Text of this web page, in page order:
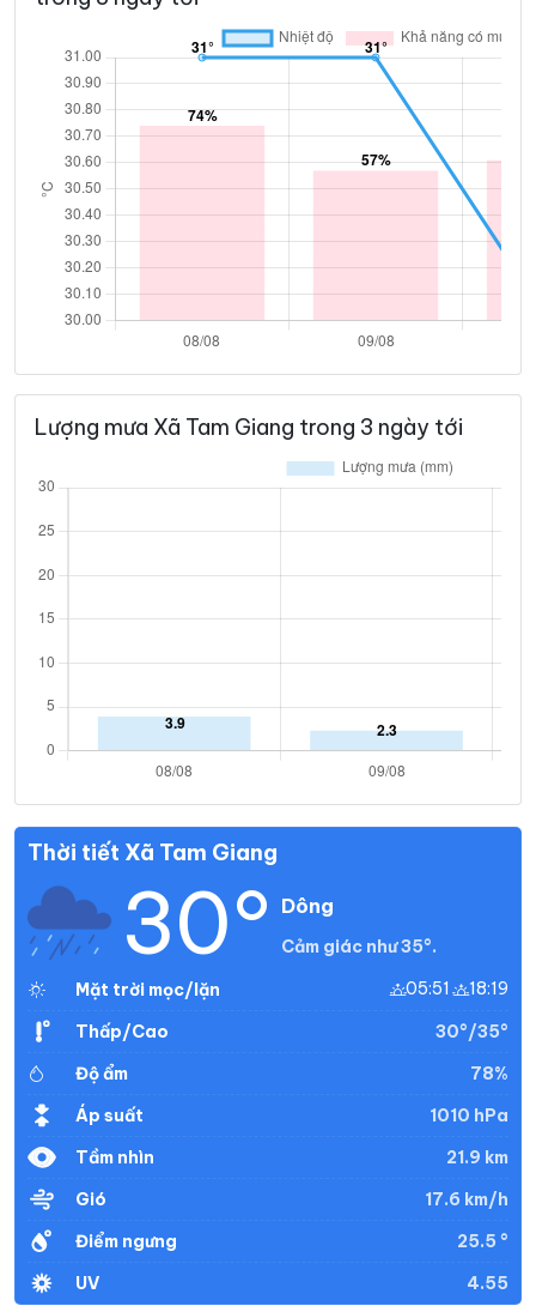
Lượng mưa Xã Tam Giang trong 3 ngày tới
Thời tiết Xã Tam Giang
30° Dông
Cảm giác như 35°.
Mặt trời mọc/lặn
05:51 18:19
Thấp/Cao
30°/35°
Độ ẩm
78%
Áp suất
1010 hPa
Tầm nhìn
21.9 km
Gió
17.6 km/h
Điểm ngưng
25.5 °
UV
4.55